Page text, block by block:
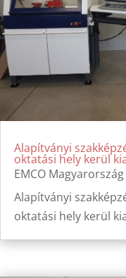
Alapítványi
oktatási hely kerül
EMCO Magyarország
Alapítványi
oktatási hely kerül